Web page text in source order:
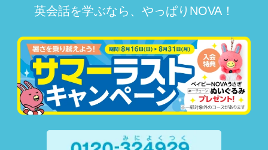
英会話を学ぶなら、やっぱりNOVA！